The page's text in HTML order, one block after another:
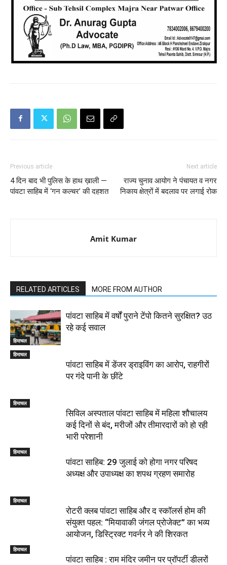
Previous article
4 दिन बाद भी पुलिस के हाथ ख़ाली —
पांवटा साहिब में ‘गन कल्चर’ की दहशत
Next article
राज्य चुनाव आयोग ने पंचायत व नगर
निकाय क्षेत्रों में बदलाव पर लगाई रोक
Amit Kumar
RELATED ARTICLES MORE FROM AUTHOR
हिमाचल
पांवटा साहिब में वर्षों पुराने टेंपो कितने सुरक्षित? उठ
रहे कई सवाल
हिमाचल
पांवटा साहिब में डेंजर ड्राइविंग का आरोप, राहगीरों
पर गंदे पानी के छींटे
हिमाचल
सिविल अस्पताल पांवटा साहिब में महिला शौचालय
कई दिनों से बंद, मरीजों और तीमारदारों को हो रही
भारी परेशानी
हिमाचल
पांवटा साहिब: 29 जुलाई को होगा नगर परिषद
अध्यक्ष और उपाध्यक्ष का शपथ ग्रहण समारोह
हिमाचल
​रोटरी क्लब पांवटा साहिब और द स्कॉलर्स होम की
संयुक्त पहल: “मियावाकी जंगल प्रोजेक्ट” का भव्य
आयोजन, डिस्ट्रिक्ट गवर्नर ने की शिरकत
हिमाचल
पांवटा साहिब : राम मंदिर जमीन पर प्रॉपर्टी डीलरों